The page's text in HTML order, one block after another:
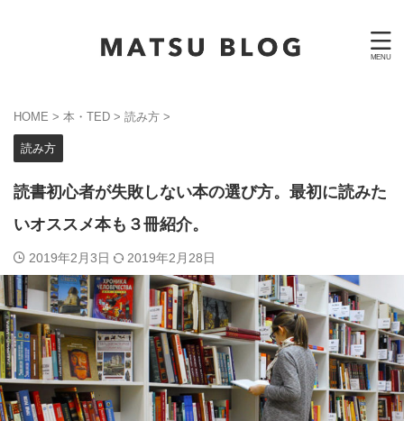
HOME > 本・TED > 読み方 >
読み方
読書初心者が失敗しない本の選び方。最初に読みた
いオススメ本も３冊紹介。
2019年2月3日 2019年2月28日